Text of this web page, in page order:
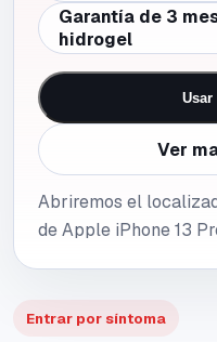
Garantía de 3
hidrogel
Ver
Abriremos el
de Apple iPhone 13
Entrar por síntoma